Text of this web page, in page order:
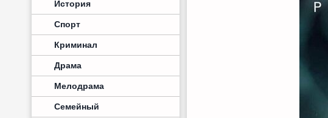
История
Спорт
Криминал
Драма
Мелодрама
Семейный